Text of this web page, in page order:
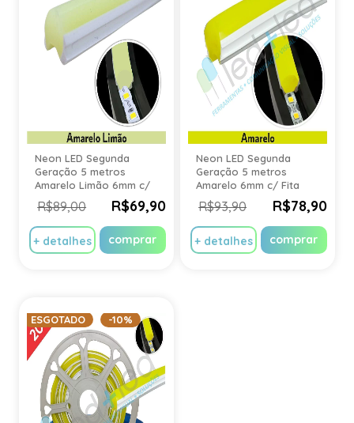
Neon LED Segunda
Geração 5 metros
Amarelo Limão 6mm c/
Fita LED IP20
R$89,00 R$69,90
+ detalhes comprar
Neon LED Segunda
Geração 5 metros
Amarelo 6mm c/ Fita
LED IP20
R$93,90 R$78,90
+ detalhes comprar
ESGOTADO -10%